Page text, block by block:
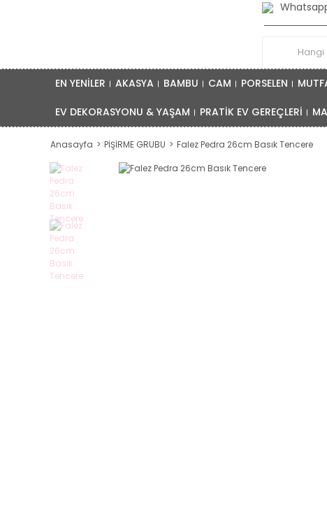
EN YENİLER AKASYA BAMBU CAM PORSELEN
EV DEKORASYONU & YAŞAM PRATİK EV GEREÇLERİ
Anasayfa PİŞİRME GRUBU Falez Pedra 26cm Basık Tencere